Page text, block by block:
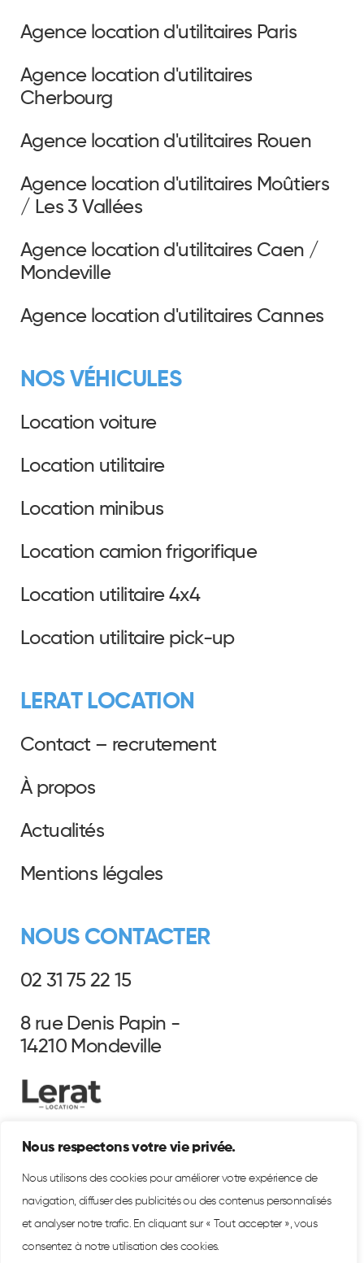
Nous respectons votre vie privée.
Nous utilisons des cookies pour améliorer votre expérience de
navigation, diffuser des publicités ou des contenus personnalisés
et analyser notre trafic. En cliquant sur « Tout accepter », vous
consentez à notre utilisation des cookies.
Agence location d'utilitaires Paris
Agence location d'utilitaires
Cherbourg
Agence location d'utilitaires Rouen
Agence location d'utilitaires Moûtiers
/ Les 3 Vallées
Agence location d'utilitaires Caen /
Mondeville
Agence location d'utilitaires Cannes
NOS VÉHICULES
Location voiture
Location utilitaire
Location minibus
Location camion frigorifique
Location utilitaire 4x4
Location utilitaire pick-up
LERAT LOCATION
Contact – recrutement
À propos
Actualités
Mentions légales
NOUS CONTACTER
02 31 75 22 15
8 rue Denis Papin -
14210 Mondeville